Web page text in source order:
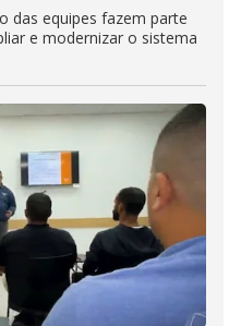
das equipes fazem parte
e modernizar o sistema